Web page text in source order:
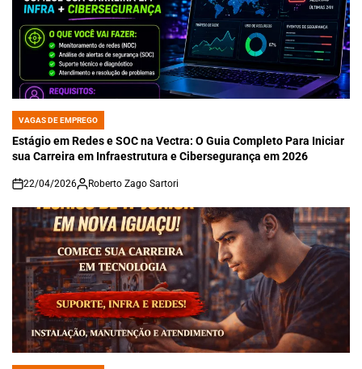
POSTED
IN
VAGAS DE EMPREGO
Estágio em Redes e SOC na Vectra: O Guia Completo Para Iniciar
sua Carreira em Infraestrutura e Cibersegurança em 2026
on
22/04/2026 Roberto Zago Sartori